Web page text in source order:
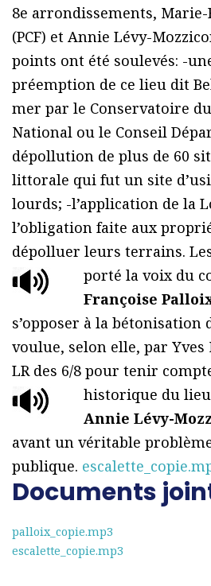
8e arrondissements,
(PCF) et Annie Lévy-
points ont été soulevés: -
préemption de ce lieu dit
mer par le Conservatoire
National ou le Conseil
dépollution de plus de 60
littorale qui fut un site
lourds; -l’application de la
l’obligation faite aux
dépolluer leurs terrains.
porté la voix du
Françoise
s’opposer à la bétonisation
voulue, selon elle, par
LR des 6/8 pour tenir
historique du
Annie Lévy-
avant un véritable
publique.
Documents
palloix_copie.mp3
escalette_copie.mp3